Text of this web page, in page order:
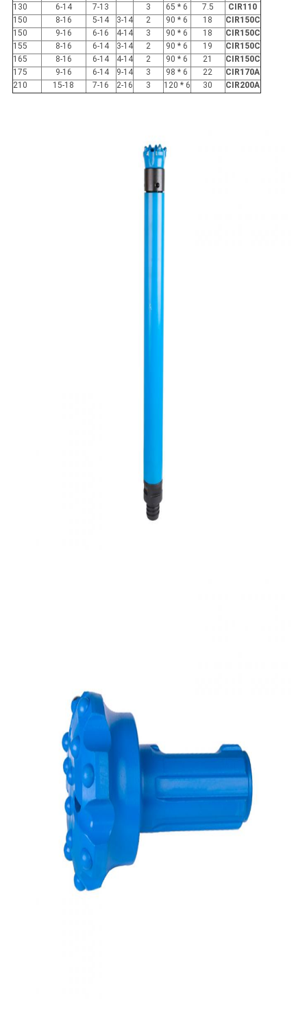
130
6-14 7-13 3 65 * 6 7.5
CIR110
150
8-16 5-14 3-14 2 90 * 6 18
CIR150C
150
9-16 6-16 4-14 3 90 * 6 18
CIR150C
155
8-16 6-14 3-14 2 90 * 6 19
CIR150C
165
8-16 6-14 4-14 2 90 * 6 21
CIR150C
175
9-16 6-14 9-14 3 98 * 6 22
CIR170A
210
15-18 7-16 2-16 3 120 * 6 30 CIR200A